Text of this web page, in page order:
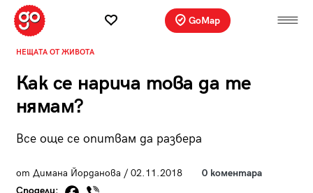
GoMap
НЕЩАТА ОТ ЖИВОТА
Как се нарича това да те
нямам?
Все още се опитвам да разбера
от Димана Йорданова / 02.11.2018
0 коментара